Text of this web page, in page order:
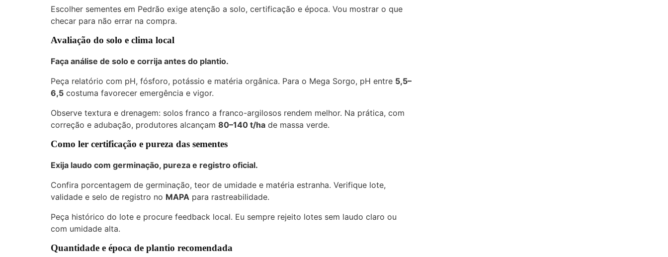
Escolher sementes em Pedrão exige atenção a solo, certificação e época. Vou mostrar o que
checar para não errar na compra.
Avaliação do solo e clima local
Faça análise de solo e corrija antes do plantio.
Peça relatório com pH, fósforo, potássio e matéria orgânica. Para o Mega Sorgo, pH entre 5,5–
6,5 costuma favorecer emergência e vigor.
Observe textura e drenagem: solos franco a franco-argilosos rendem melhor. Na prática, com
correção e adubação, produtores alcançam 80–140 t/ha de massa verde.
Como ler certificação e pureza das sementes
Exija laudo com germinação, pureza e registro oficial.
Confira porcentagem de germinação, teor de umidade e matéria estranha. Verifique lote,
validade e selo de registro no MAPA para rastreabilidade.
Peça histórico do lote e procure feedback local. Eu sempre rejeito lotes sem laudo claro ou
com umidade alta.
Quantidade e época de plantio recomendada